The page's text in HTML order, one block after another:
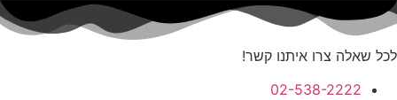
לכל שאלה צרו איתנו קשר!
02-538-2222